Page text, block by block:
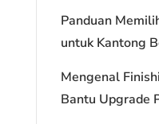
Panduan
untuk Kantong
Mengenal
Bantu Upgrade